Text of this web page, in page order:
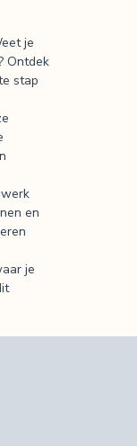
je
Ontdek
stap
en
je